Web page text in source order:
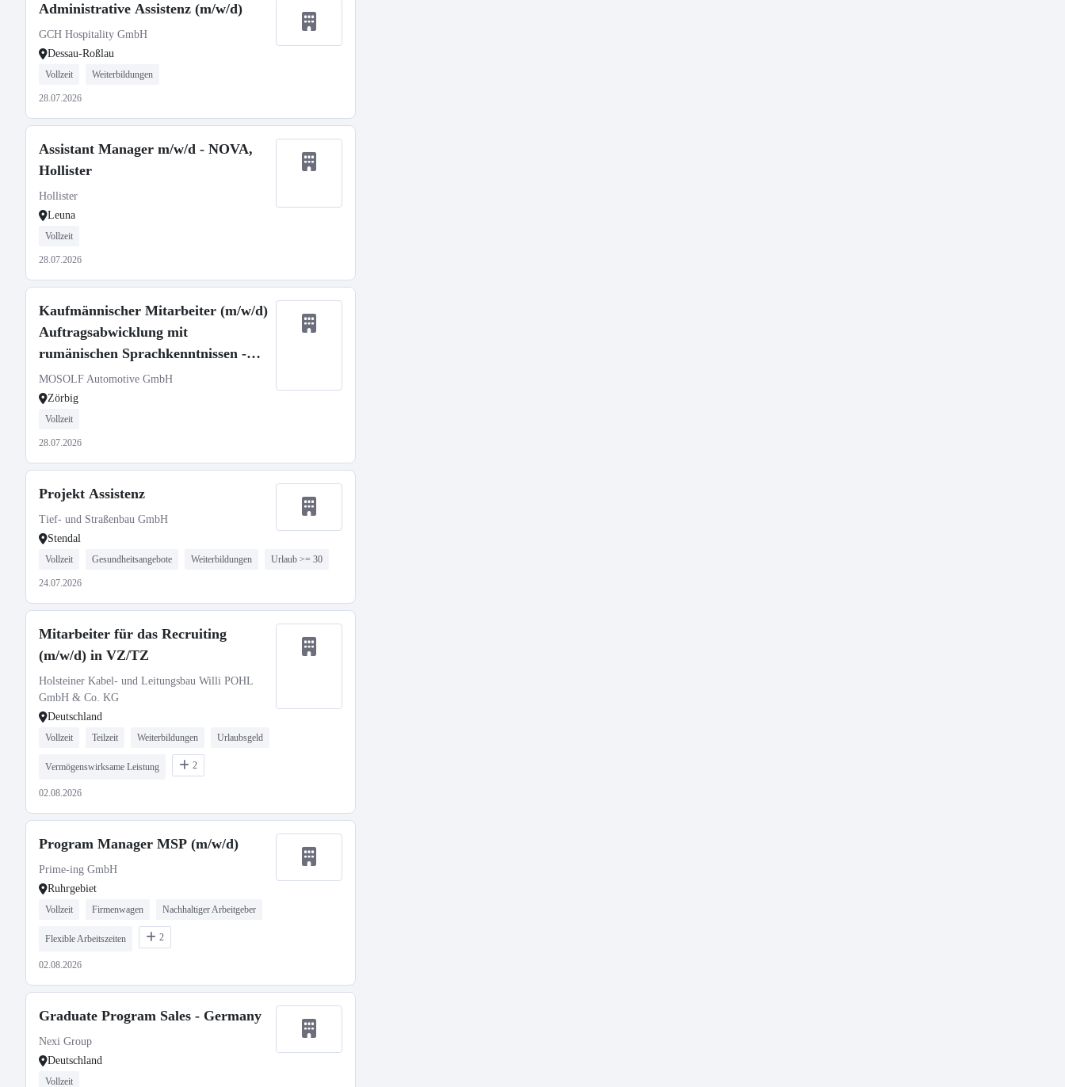
Administrative Assistenz (m/w/d)
GCH Hospitality GmbH
Dessau-Roßlau
Vollzeit Weiterbildungen
28.07.2026
Assistant Manager m/w/d - NOVA,
Hollister
Hollister
Leuna
Vollzeit
28.07.2026
Kaufmännischer Mitarbeiter (m/w/d)
Auftragsabwicklung mit
rumänischen Sprachkenntnissen -
Bereich Transport
MOSOLF Automotive GmbH
Zörbig
Vollzeit
28.07.2026
Projekt Assistenz
Tief- und Straßenbau GmbH
Stendal
Vollzeit Gesundheitsangebote Weiterbildungen Urlaub >= 30
24.07.2026
Mitarbeiter für das Recruiting
(m/w/d) in VZ/TZ
Holsteiner Kabel- und Leitungsbau Willi POHL
GmbH & Co. KG
Deutschland
Vollzeit Teilzeit Weiterbildungen Urlaubsgeld
Vermögenswirksame Leistung 2
02.08.2026
Program Manager MSP (m/w/d)
Prime-ing GmbH
Ruhrgebiet
Vollzeit Firmenwagen Nachhaltiger Arbeitgeber
Flexible Arbeitszeiten 2
02.08.2026
Graduate Program Sales - Germany
Nexi Group
Deutschland
Vollzeit